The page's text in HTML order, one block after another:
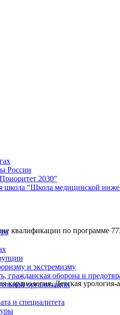
России
2030"
школа "Школа медицинской
и экстремизму
гражданская оборона и
организации
и специалитета
квалификации по программе
Детская